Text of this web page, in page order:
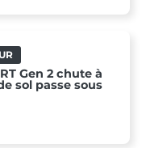
Gen 2 chute à
sol passe sous